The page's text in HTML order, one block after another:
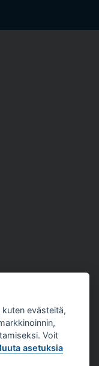
evästeitä,
Voit
asetuksia